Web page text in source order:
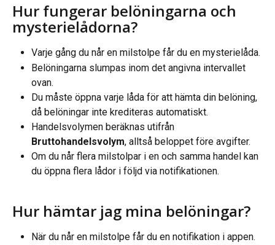
Hur fungerar belöningarna och
mysterielådorna?
Varje gång du når en milstolpe får du en mysterielåda.
Belöningarna slumpas inom det angivna intervallet
ovan.
Du måste öppna varje låda för att hämta din belöning,
då belöningar inte krediteras automatiskt.
Handelsvolymen beräknas utifrån
Bruttohandelsvolym, alltså beloppet före avgifter.
Om du når flera milstolpar i en och samma handel kan
du öppna flera lådor i följd via notifikationen.
Hur hämtar jag mina belöningar?
När du når en milstolpe får du en notifikation i appen.